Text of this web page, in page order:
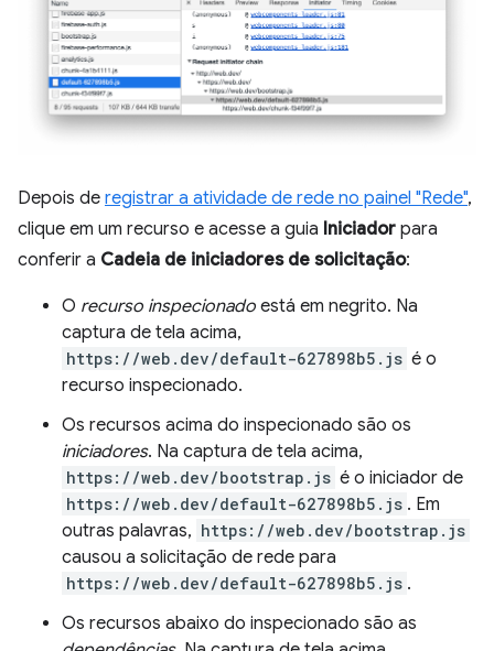
Depois de registrar a atividade de rede no painel "Rede",
clique em um recurso e acesse a guia Iniciador para
conferir a Cadeia de iniciadores de solicitação:
O recurso inspecionado está em negrito. Na
captura de tela acima,
https://web.dev/default-627898b5.js é o
recurso inspecionado.
Os recursos acima do inspecionado são os
iniciadores. Na captura de tela acima,
https://web.dev/bootstrap.js é o iniciador de
https://web.dev/default-627898b5.js . Em
outras palavras, https://web.dev/bootstrap.js
causou a solicitação de rede para
https://web.dev/default-627898b5.js .
Os recursos abaixo do inspecionado são as